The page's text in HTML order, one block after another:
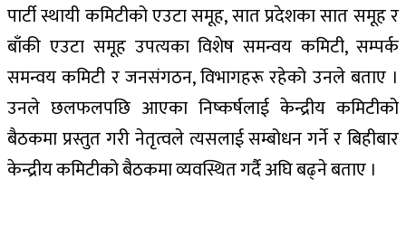
पार्टी स्थायी कमिटीको एउटा समूह, सात प्रदेशका सात समूह र
बाँकी एउटा समूह उपत्यका विशेष समन्वय कमिटी, सम्पर्क
समन्वय कमिटी र जनसंगठन, विभागहरू रहेको उनले बताए ।
उनले छलफलपछि आएका निष्कर्षलाई केन्द्रीय कमिटीको
बैठकमा प्रस्तुत गरी नेतृत्वले त्यसलाई सम्बोधन गर्ने र बिहीबार
केन्द्रीय कमिटीको बैठकमा व्यवस्थित गर्दै अघि बढ्ने बताए ।